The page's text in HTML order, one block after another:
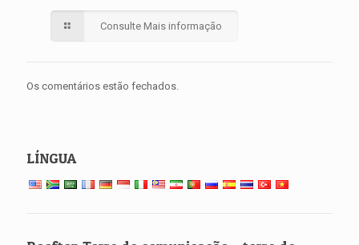
Consulte Mais informação
Os comentários estão fechados.
LÍNGUA